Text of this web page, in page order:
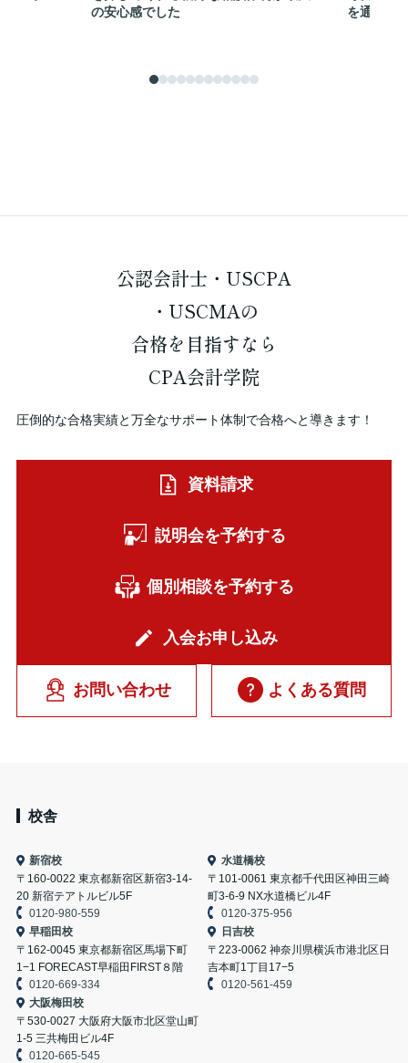
の安心感でした
を通じて
公認会計士・USCPA
・USCMAの
合格を 目指すなら
CPA会計学院
圧倒的な合格実績と万全なサポート体制で合格へと導きます！
資料請求
説明会を予約する
個別相談を予約する
入会お申し込み
お問い合わせ よくある質問
校舎
新宿校
〒160-0022 東京都新宿区新宿3-14-
20 新宿テアトルビル5F
0120-980-559
水道橋校
〒101-0061 東京都千代田区神田三崎
町3-6-9 NX水道橋ビル4F
0120-375-956
早稲田校
〒162-0045 東京都新宿区馬場下町
1−1 FORECAST早稲田FIRST８階
0120-669-334
日吉校
〒223-0062 神奈川県横浜市港北区日
吉本町1丁目17−5
0120-561-459
大阪梅田校
〒530-0027 大阪府大阪市北区堂山町
1-5 三共梅田ビル4F
0120-665-545